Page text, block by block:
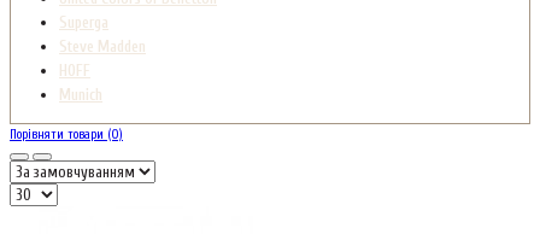
Superga
Steve Madden
HOFF
Munich
Порівняти товари (0)